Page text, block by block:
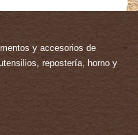
y accesorios de
repostería, horno y